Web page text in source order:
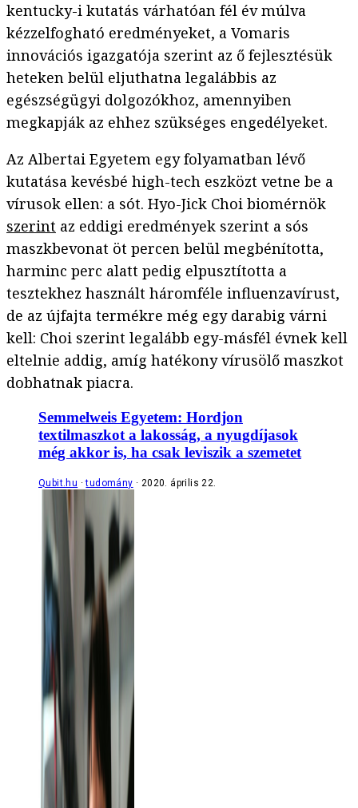
kentucky-i kutatás várhatóan fél év múlva
kézzelfogható eredményeket, a Vomaris
innovációs igazgatója szerint az ő fejlesztésük
heteken belül eljuthatna legalábbis az
egészségügyi dolgozókhoz, amennyiben
megkapják az ehhez szükséges engedélyeket.
Az Albertai Egyetem egy folyamatban lévő
kutatása kevésbé high-tech eszközt vetne be a
vírusok ellen: a sót. Hyo-Jick Choi biomérnök
szerint az eddigi eredmények szerint a sós
maszkbevonat öt percen belül megbénította,
harminc perc alatt pedig elpusztította a
tesztekhez használt háromféle influenzavírust,
de az újfajta termékre még egy darabig várni
kell: Choi szerint legalább egy-másfél évnek kell
eltelnie addig, amíg hatékony vírusölő maszkot
dobhatnak piacra.
Semmelweis Egyetem: Hordjon
textilmaszkot a lakosság, a nyugdíjasok
még akkor is, ha csak leviszik a szemetet
Qubit.hu tudomány 2020. április 22.